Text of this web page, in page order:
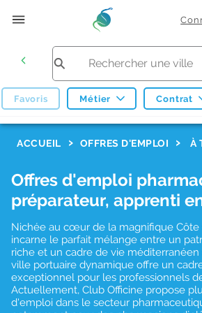
Favoris Métier Contrat
ACCUEIL OFFRES D'EMPLOI À
Offres d'emploi
préparateur, apprenti
Nichée au cœur de la magnifique Côte
incarne le parfait mélange entre un
riche et un cadre de vie
ville portuaire dynamique offre un
exceptionnel pour les professionnels
Actuellement, Club Officine propose
d'emploi dans le secteur